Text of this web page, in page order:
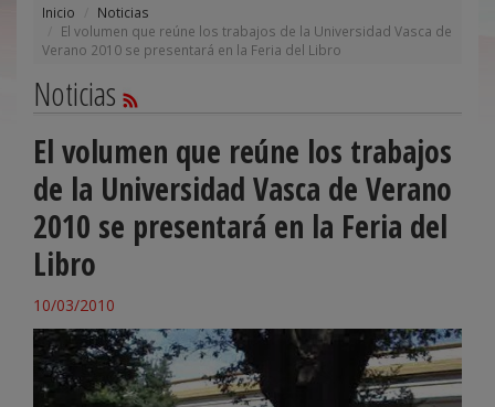
Inicio
Noticias
El volumen que reúne los trabajos de la Universidad Vasca de
Verano 2010 se presentará en la Feria del Libro
Noticias
El volumen que reúne los trabajos
de la Universidad Vasca de Verano
2010 se presentará en la Feria del
Libro
10/03/2010